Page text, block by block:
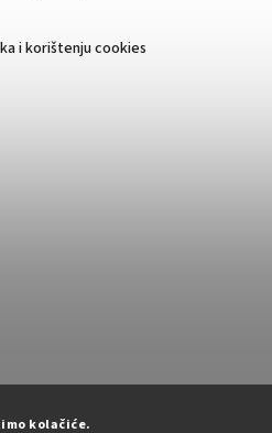
kolačiće.
i korištenju cookies